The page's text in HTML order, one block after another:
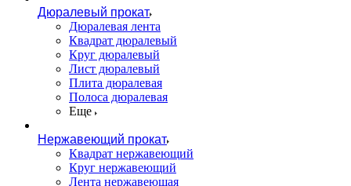
Дюралевый прокат
Дюралевая лента
Квадрат дюралевый
Круг дюралевый
Лист дюралевый
Плита дюралевая
Полоса дюралевая
Еще
Нержавеющий прокат
Квадрат нержавеющий
Круг нержавеющий
Лента нержавеющая